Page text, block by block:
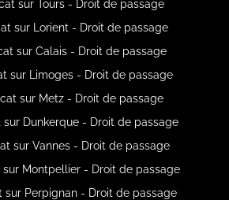
sur Tours - Droit de passage
sur Lorient - Droit de passage
sur Calais - Droit de passage
sur Limoges - Droit de passage
sur Metz - Droit de passage
sur Dunkerque - Droit de passage
sur Vannes - Droit de passage
sur Montpellier - Droit de passage
sur Perpignan - Droit de passage